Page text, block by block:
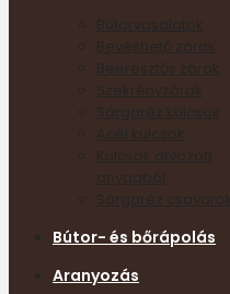
Bútorvasalatok
Bevéshető zárak
Beeresztős zárak
Szekrényzárak
Sárgaréz kulcsok
Acél kulcsok
Kulcsok ötvözött
Sárgaréz csavarok
Bútor- és bőrápolás
Aranyozás